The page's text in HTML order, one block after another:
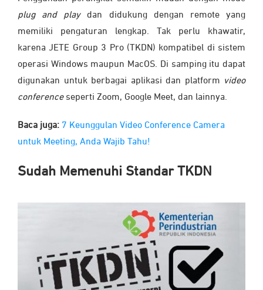
plug and playdan didukung dengan remote yang
memiliki pengaturan lengkap. Tak perlu khawatir,
karena JETE Group 3 Pro (TKDN) kompatibel di sistem
operasi Windows maupun MacOS. Di samping itu dapat
digunakan untuk berbagai aplikasi dan platform video
conferenceseperti Zoom, Google Meet, dan lainnya.
Baca juga: 7 Keunggulan Video Conference Camera
untuk Meeting, Anda Wajib Tahu!
Sudah Memenuhi Standar TKDN